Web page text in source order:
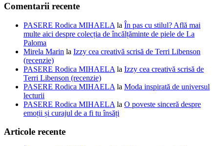
Comentarii recente
PASERE Rodica MIHAELA la În pas cu stilul? Află mai
multe aici despre colecția de încălțăminte de piele de La
Paloma
Mirela Marin la Izzy cea creativă scrisă de Terri Libenson
(recenzie)
PASERE Rodica MIHAELA la Izzy cea creativă scrisă de
Terri Libenson (recenzie)
PASERE Rodica MIHAELA la Moda inspirată de universul
lecturii
PASERE Rodica MIHAELA la O poveste sinceră despre
emoții și curajul de a fi tu însăți
Articole recente